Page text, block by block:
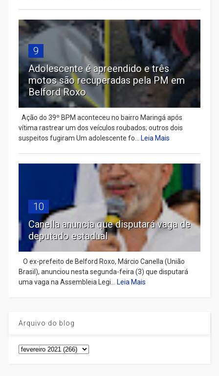
9
Adolescente é apreendido e três
motos são recuperadas pela PM em
Belford Roxo
Ação do 39º BPM aconteceu no bairro Maringá após
vítima rastrear um dos veículos roubados; outros dois
suspeitos fugiram Um adolescente fo...
Leia Mais
10
Canella anuncia que disputará vaga de
deputado estadual
​ O ex-prefeito de Belford Roxo, Márcio Canella (União
Brasil), anunciou nesta segunda-feira (3) que disputará
uma vaga na Assembleia Legi...
Leia Mais
Arquivo do blog